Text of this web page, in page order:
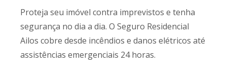
Proteja seu imóvel contra imprevistos e tenha
segurança no dia a dia. O Seguro Residencial
Ailos cobre desde incêndios e danos elétricos até
assistências emergenciais 24 horas.